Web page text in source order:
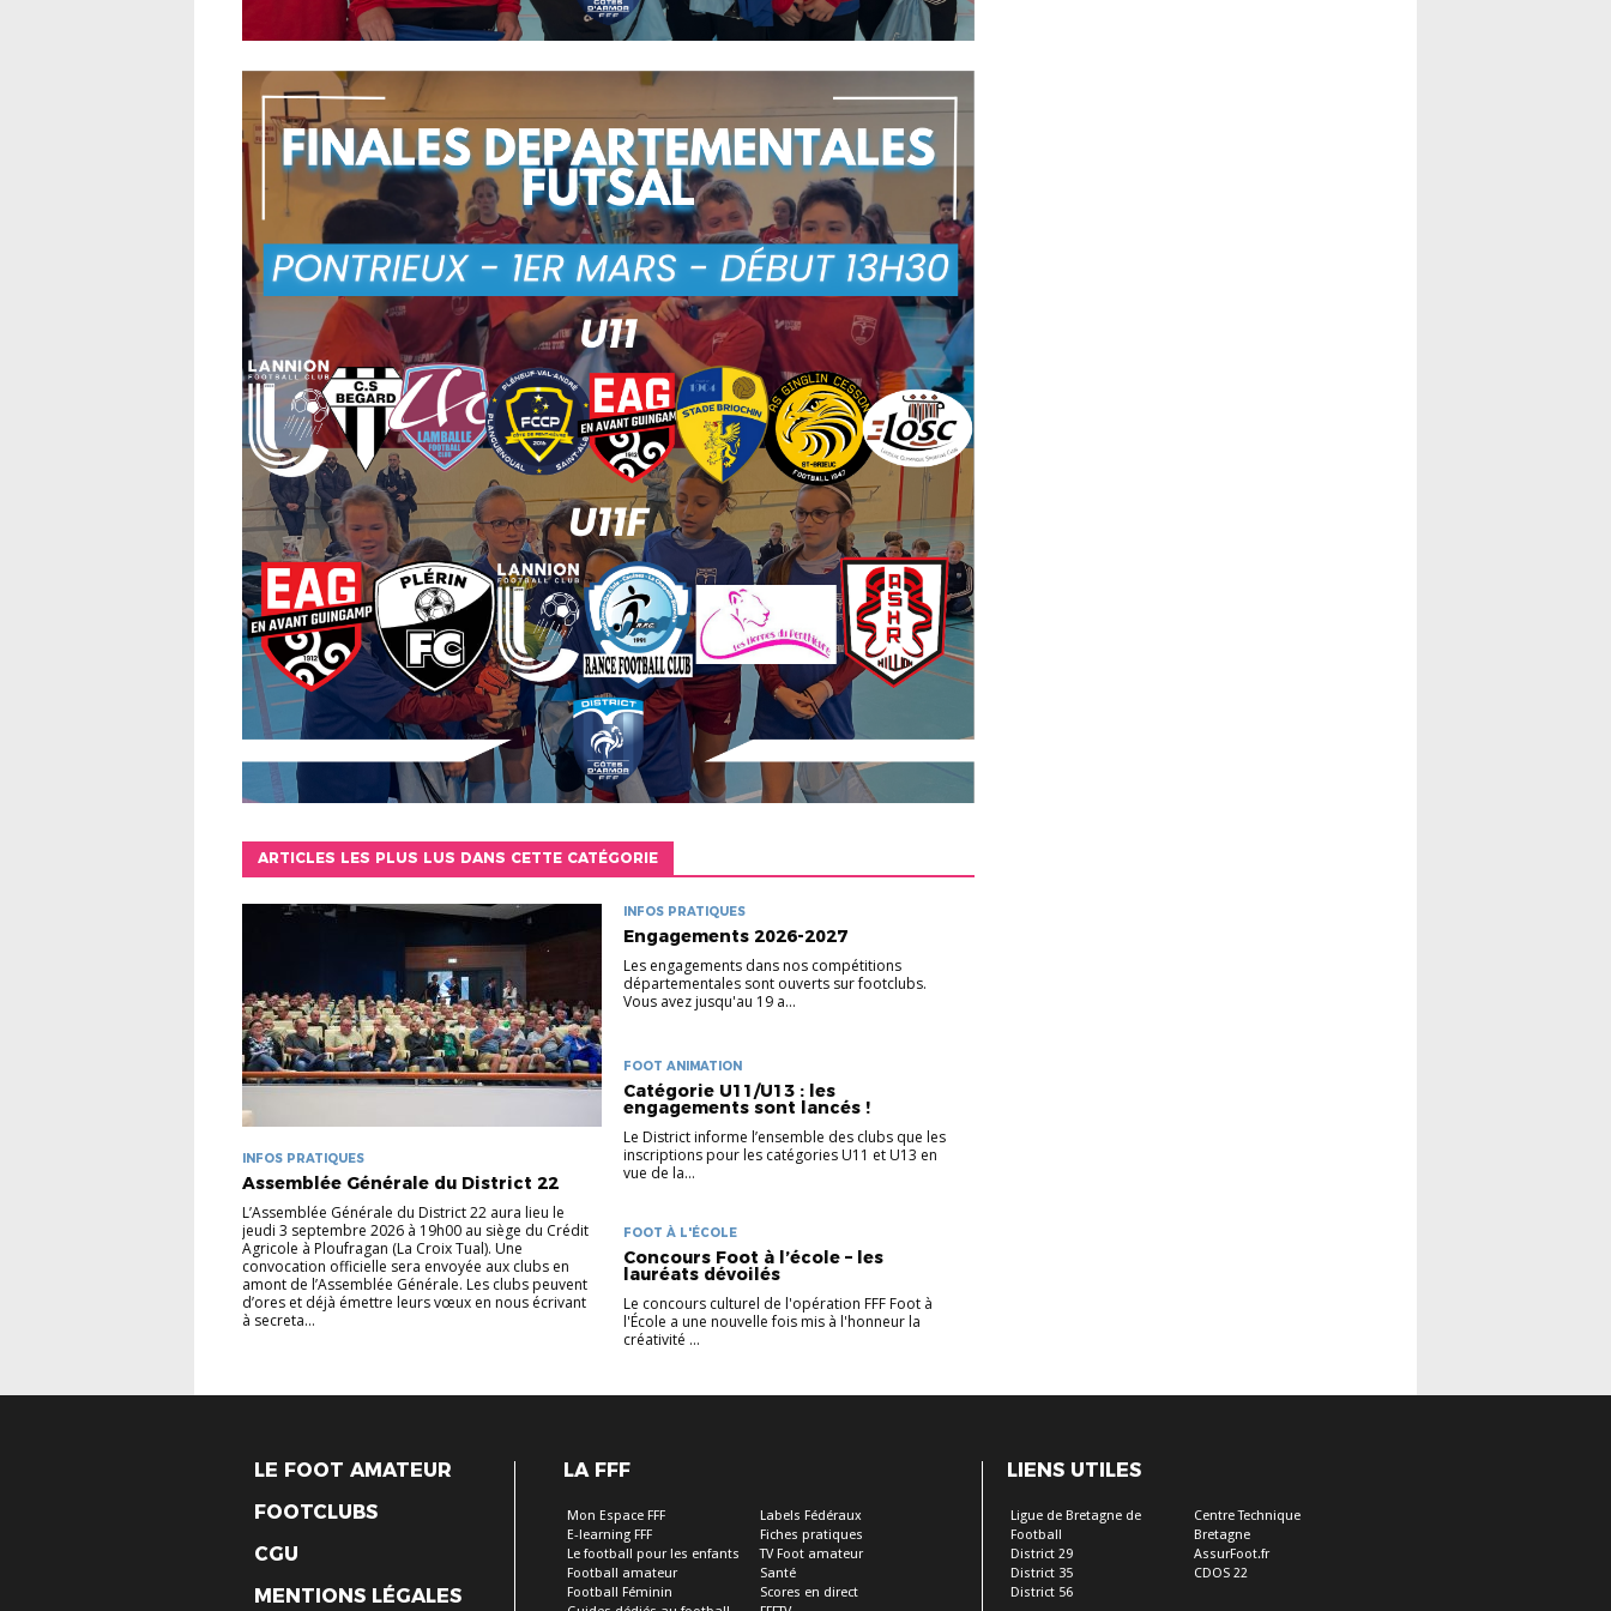
ARTICLES LES PLUS LUS DANS CETTE CATÉGORIE
INFOS PRATIQUES
Assemblée Générale du District 22
L’Assemblée Générale du District 22 aura lieu le
jeudi 3 septembre 2026 à 19h00 au siège du Crédit
Agricole à Ploufragan (La Croix Tual). Une
convocation officielle sera envoyée aux clubs en
amont de l’Assemblée Générale. Les clubs peuvent
d’ores et déjà émettre leurs vœux en nous écrivant
à secreta...
INFOS PRATIQUES
Engagements 2026-2027
Les engagements dans nos compétitions
départementales sont ouverts sur footclubs.
Vous avez jusqu'au 19 a...
FOOT ANIMATION
Catégorie U11/U13 : les
engagements sont lancés !
Le District informe l’ensemble des clubs que les
inscriptions pour les catégories U11 et U13 en
vue de la...
FOOT À L'ÉCOLE
Concours Foot à l’école – les
lauréats dévoilés
Le concours culturel de l'opération FFF Foot à
l'École a une nouvelle fois mis à l'honneur la
créativité ...
LE FOOT AMATEUR
FOOTCLUBS
CGU
MENTIONS LÉGALES
LA FFF
Mon Espace FFF
E-learning FFF
Le football pour les enfants
Football amateur
Football Féminin
Labels Fédéraux
Fiches pratiques
TV Foot amateur
Santé
Scores en direct
LIENS UTILES
Ligue de Bretagne de
Football
District 29
District 35
District 56
Centre Technique
Bretagne
AssurFoot.fr
CDOS 22